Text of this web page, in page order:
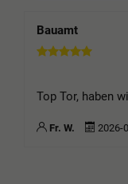
Bauamt
Top Tor, haben
Fr. W. 2026-